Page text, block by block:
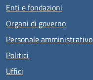
Enti e fondazioni
Organi di governo
Personale amministrativo
Politici
Uffici